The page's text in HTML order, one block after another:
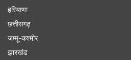
'जल्द से जल्द समझौता करे ईरान'
हरियाणा
छत्तीसगढ़
जम्मू-कश्मीर
झारखंड